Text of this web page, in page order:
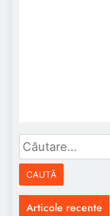
Caută
după:
Articole recente